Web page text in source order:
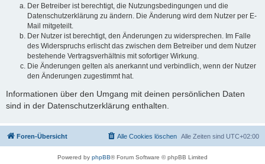
Der Betreiber ist berechtigt, die Nutzungsbedingungen und die
Datenschutzerklärung zu ändern. Die Änderung wird dem Nutzer per E-
Mail mitgeteilt.
Der Nutzer ist berechtigt, den Änderungen zu widersprechen. Im Falle
des Widerspruchs erlischt das zwischen dem Betreiber und dem Nutzer
bestehende Vertragsverhältnis mit sofortiger Wirkung.
Die Änderungen gelten als anerkannt und verbindlich, wenn der Nutzer
den Änderungen zugestimmt hat.
Informationen über den Umgang mit deinen persönlichen Daten
sind in der Datenschutzerklärung enthalten.
Foren-Übersicht Alle Zeiten sind UTC+02:00
Alle Cookies löschen
Powered by phpBB® Forum Software © phpBB Limited